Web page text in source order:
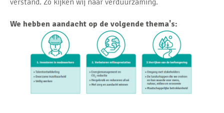
verstand. Zo kijken wij naar verduurzaming.
We hebben aandacht op de volgende thema's: